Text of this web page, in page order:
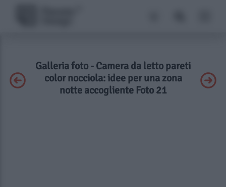
Galleria foto - Camera da letto pareti
color nocciola: idee per una zona
notte accogliente Foto 21